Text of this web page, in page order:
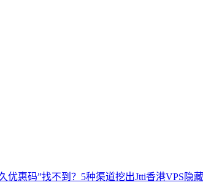
优惠码”找不到？5种渠道挖出Jtti香港VPS隐